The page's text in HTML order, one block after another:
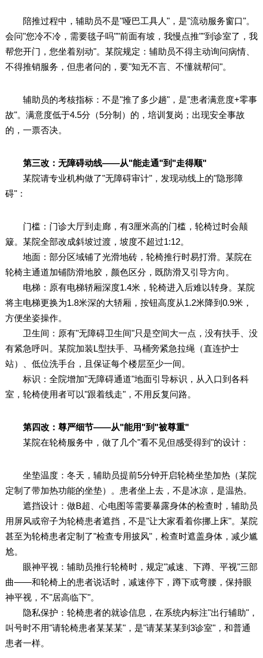
陪推过程中，辅助员不是"哑巴工具人"，是"流动服务窗口"。
会问"您冷不冷，需要毯子吗""前面有坡，我慢点推""到诊室了，我
帮您开门，您坐着别动"。某院规定：辅助员不得主动询问病情、
不得推销服务，但患者问的，要"知无不言、不懂就帮问"。
辅助员的考核指标：不是"推了多少趟"，是"患者满意度+零事
故"。满意度低于4.5分（5分制）的，培训复岗；出现安全事故
的，一票否决。
第三改：无障碍动线——从"能走通"到"走得顺"
某院请专业机构做了"无障碍审计"，发现动线上的"隐形障
碍"：
门槛：门诊大厅到走廊，有3厘米高的门槛，轮椅过时会颠
簸。某院全部改成斜坡过渡，坡度不超过1:12。
地面：部分区域铺了光滑地砖，轮椅推行时易打滑。某院在
轮椅主通道加铺防滑地胶，颜色区分，既防滑又引导方向。
电梯：原有电梯轿厢深度1.4米，轮椅进入后难以转身。某院
将主电梯更换为1.8米深的大轿厢，按钮高度从1.2米降到0.9米，
方便坐姿操作。
卫生间：原有"无障碍卫生间"只是空间大一点，没有扶手、没
有紧急呼叫。某院加装L型扶手、马桶旁紧急拉绳（直连护士
站）、低位洗手台，且保证每个楼层至少一间。
标识：全院增加"无障碍通道"地面引导标识，从入口到各科
室，轮椅使用者可以"跟着线走"，不用反复问路。
第四改：尊严细节——从"能用"到"被尊重"
某院在轮椅服务中，做了几个"看不见但感受得到"的设计：
坐垫温度：冬天，辅助员提前5分钟开启轮椅坐垫加热（某院
定制了带加热功能的坐垫）。患者坐上去，不是冰凉，是温热。
遮挡设计：做B超、心电图等需要暴露身体的检查时，辅助员
用屏风或帘子为轮椅患者遮挡，不是"让大家看着你挪上床"。某院
甚至为轮椅患者定制了"检查专用披风"，检查时遮盖身体，减少尴
尬。
眼神平视：辅助员推行轮椅时，规定"减速、下蹲、平视"三部
曲——和轮椅上的患者说话时，减速停下，蹲下或弯腰，保持眼
神平视，不"居高临下"。
隐私保护：轮椅患者的就诊信息，在系统内标注"出行辅助"，
叫号时不用"请轮椅患者某某某"，是"请某某某到3诊室"，和普通
患者一样。